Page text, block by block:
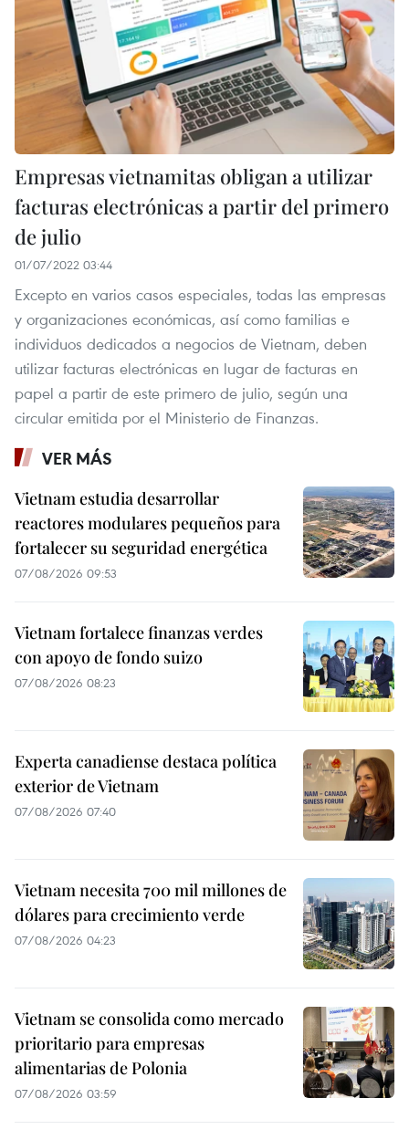
Empresas vietnamitas obligan a utilizar
facturas electrónicas a partir del primero
de julio
01/07/2022 03:44
Excepto en varios casos especiales, todas las empresas
y organizaciones económicas, así como familias e
individuos dedicados a negocios de Vietnam, deben
utilizar facturas electrónicas en lugar de facturas en
papel a partir de este primero de julio, según una
circular emitida por el Ministerio de Finanzas.
VER MÁS
Vietnam estudia desarrollar
reactores modulares pequeños para
fortalecer su seguridad energética
07/08/2026 09:53
Vietnam fortalece finanzas verdes
con apoyo de fondo suizo
07/08/2026 08:23
Experta canadiense destaca política
exterior de Vietnam
07/08/2026 07:40
Vietnam necesita 700 mil millones de
dólares para crecimiento verde
07/08/2026 04:23
Vietnam se consolida como mercado
prioritario para empresas
alimentarias de Polonia
07/08/2026 03:59